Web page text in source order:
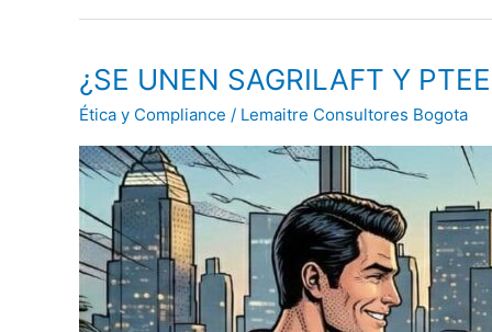
¿SE UNEN SAGRILAFT Y
Ética y Compliance / Lemaitre Consultores Bogota
¿SE
UNEN
SAGRILAFT
Y
PTEE?
7
aspectos
que
cambiarían
y